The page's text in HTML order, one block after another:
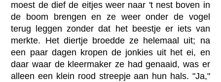
moest de dief de eitjes weer naar 't nest boven in
de boom brengen en ze weer onder de vogel
terug leggen zonder dat het beestje er iets van
merkte. Het diertje broedde ze helemaal uit; na
een paar dagen kropen de jonkies uit het ei, en
daar waar de kleermaker ze had genaaid, was er
alleen een klein rood streepje aan hun hals. "Ja,"